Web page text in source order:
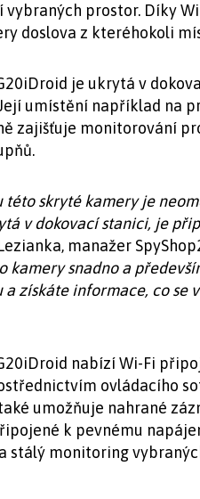
prostor. Díky
doslova z kteréhokoli
je ukrytá v
umístění například na
zajišťuje monitorování
této skryté kamery je
v dokovací stanici, je
manažer
kamery snadno a
získáte informace, co se
nabízí Wi-Fi
ovládacího
umožňuje nahrané
k pevnému
stálý monitoring